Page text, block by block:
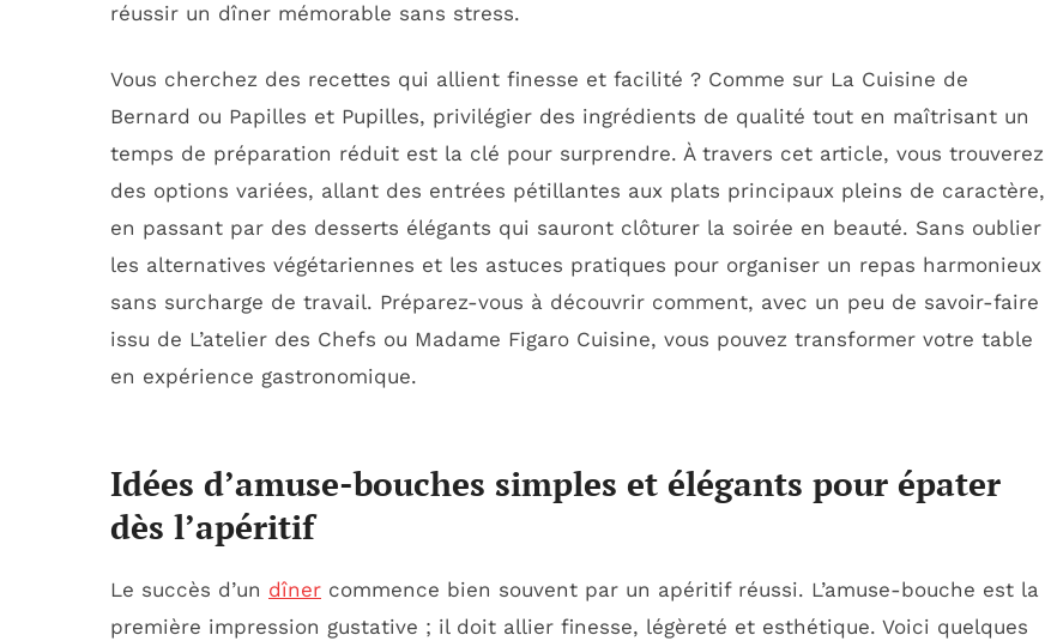
réussir un dîner mémorable sans stress.
Vous cherchez des recettes qui allient finesse et facilité ? Comme sur La Cuisine de
Bernard ou Papilles et Pupilles, privilégier des ingrédients de qualité tout en maîtrisant un
temps de préparation réduit est la clé pour surprendre. À travers cet article, vous trouverez
des options variées, allant des entrées pétillantes aux plats principaux pleins de caractère,
en passant par des desserts élégants qui sauront clôturer la soirée en beauté. Sans oublier
les alternatives végétariennes et les astuces pratiques pour organiser un repas harmonieux
sans surcharge de travail. Préparez-vous à découvrir comment, avec un peu de savoir-faire
issu de L’atelier des Chefs ou Madame Figaro Cuisine, vous pouvez transformer votre table
en expérience gastronomique.
Idées d’amuse-bouches simples et élégants pour épater
dès l’apéritif
Le succès d’un dîner commence bien souvent par un apéritif réussi. L’amuse-bouche est la
première impression gustative ; il doit allier finesse, légèreté et esthétique. Voici quelques